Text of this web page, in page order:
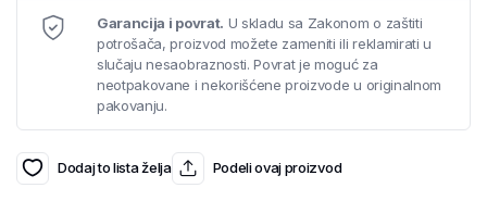
Garancija i povrat. U skladu sa Zakonom o zaštiti
potrošača, proizvod možete zameniti ili reklamirati u
slučaju nesaobraznosti. Povrat je moguć za
neotpakovane i nekorišćene proizvode u originalnom
pakovanju.
Dodaj to lista želja Podeli ovaj proizvod